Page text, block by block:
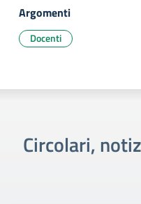
Argomenti
Docenti
Circolari,